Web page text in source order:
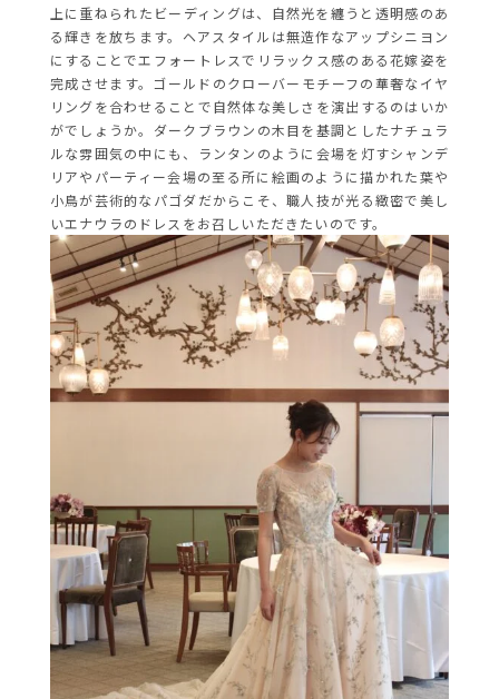
上に重ねられたビーディングは、自然光を纏うと透明感のあ
る輝きを放ちます。ヘアスタイルは無造作なアップシニヨン
にすることでエフォートレスでリラックス感のある花嫁姿を
完成させます。ゴールドのクローバーモチーフの華奢なイヤ
リングを合わせることで自然体な美しさを演出するのはいか
がでしょうか。ダークブラウンの木目を基調としたナチュラ
ルな雰囲気の中にも、ランタンのように会場を灯すシャンデ
リアやパーティー会場の至る所に絵画のように描かれた葉や
小鳥が芸術的なパゴダだからこそ、職人技が光る緻密で美し
いエナウラのドレスをお召しいただきたいのです。